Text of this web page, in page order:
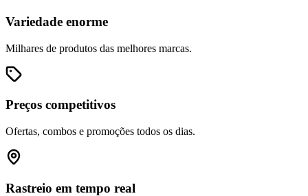
Variedade enorme
Milhares de produtos das melhores marcas.
Preços competitivos
Ofertas, combos e promoções todos os dias.
Rastreio em tempo real